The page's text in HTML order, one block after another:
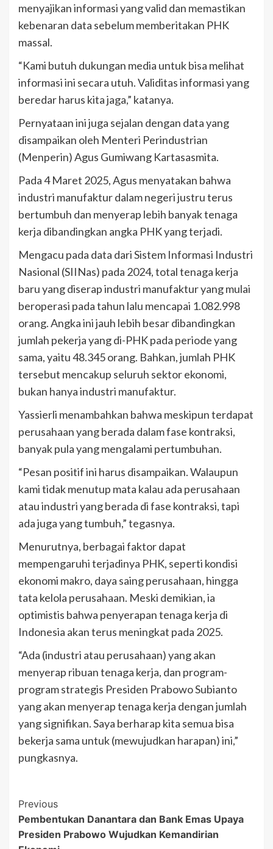
menyajikan informasi yang valid dan memastikan
kebenaran data sebelum memberitakan PHK
massal.
“Kami butuh dukungan media untuk bisa melihat
informasi ini secara utuh. Validitas informasi yang
beredar harus kita jaga,” katanya.
Pernyataan ini juga sejalan dengan data yang
disampaikan oleh Menteri Perindustrian
(Menperin) Agus Gumiwang Kartasasmita.
Pada 4 Maret 2025, Agus menyatakan bahwa
industri manufaktur dalam negeri justru terus
bertumbuh dan menyerap lebih banyak tenaga
kerja dibandingkan angka PHK yang terjadi.
Mengacu pada data dari Sistem Informasi Industri
Nasional (SIINas) pada 2024, total tenaga kerja
baru yang diserap industri manufaktur yang mulai
beroperasi pada tahun lalu mencapai 1.082.998
orang. Angka ini jauh lebih besar dibandingkan
jumlah pekerja yang di-PHK pada periode yang
sama, yaitu 48.345 orang. Bahkan, jumlah PHK
tersebut mencakup seluruh sektor ekonomi,
bukan hanya industri manufaktur.
Yassierli menambahkan bahwa meskipun terdapat
perusahaan yang berada dalam fase kontraksi,
banyak pula yang mengalami pertumbuhan.
“Pesan positif ini harus disampaikan. Walaupun
kami tidak menutup mata kalau ada perusahaan
atau industri yang berada di fase kontraksi, tapi
ada juga yang tumbuh,” tegasnya.
Menurutnya, berbagai faktor dapat
mempengaruhi terjadinya PHK, seperti kondisi
ekonomi makro, daya saing perusahaan, hingga
tata kelola perusahaan. Meski demikian, ia
optimistis bahwa penyerapan tenaga kerja di
Indonesia akan terus meningkat pada 2025.
“Ada (industri atau perusahaan) yang akan
menyerap ribuan tenaga kerja, dan program-
program strategis Presiden Prabowo Subianto
yang akan menyerap tenaga kerja dengan jumlah
yang signifikan. Saya berharap kita semua bisa
bekerja sama untuk (mewujudkan harapan) ini,”
pungkasnya.
Post
Navigation
Previous
Pembentukan Danantara dan Bank Emas Upaya
Presiden Prabowo Wujudkan Kemandirian